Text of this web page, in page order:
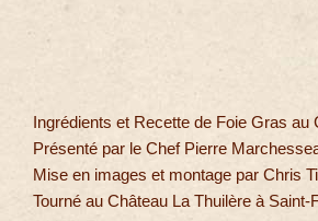
Ingrédients et Recette de Foie Gras au
Présenté par le Chef Pierre
Mise en images et montage par Chris
Tourné au Château La Thuilère à Saint-